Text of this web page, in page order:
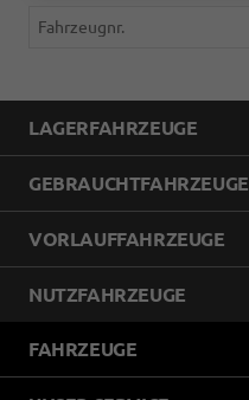
Fahrzeugnr.
LAGERFAHRZEUGE
GEBRAUCHTFAHRZEUGE
VORLAUFFAHRZEUGE
NUTZFAHRZEUGE
FAHRZEUGE